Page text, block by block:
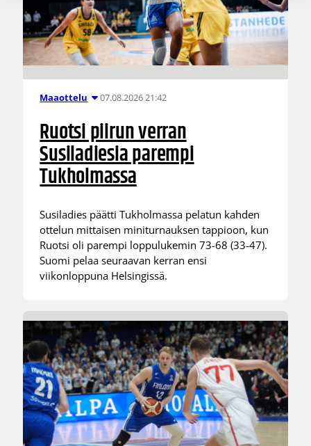
Maaottelu 07.08.2026 21:42
Ruotsi piirun verran
Susiladiesia parempi
Tukholmassa
Susiladies päätti Tukholmassa pelatun kahden
ottelun mittaisen miniturnauksen tappioon, kun
Ruotsi oli parempi loppulukemin 73-68 (33-47).
Suomi pelaa seuraavan kerran ensi
viikonloppuna Helsingissä.